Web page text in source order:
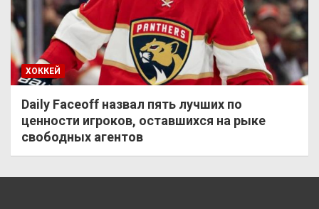
ХОККЕЙ
Daily Faceoff назвал пять лучших по
ценности игроков, оставшихся на рыке
свободных агентов